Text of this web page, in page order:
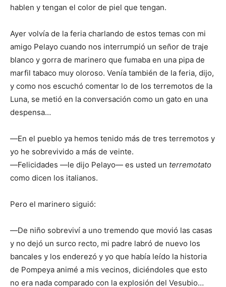
hablen y tengan el color de piel que tengan.
Ayer volvía de la feria charlando de estos temas con mi
amigo Pelayo cuando nos interrumpió un señor de traje
blanco y gorra de marinero que fumaba en una pipa de
marfil tabaco muy oloroso. Venía también de la feria, dijo,
y como nos escuchó comentar lo de los terremotos de la
Luna, se metió en la conversación como un gato en una
despensa…
―En el pueblo ya hemos tenido más de tres terremotos y
yo he sobrevivido a más de veinte.
―Felicidades ―le dijo Pelayo― es usted un terremotato
como dicen los italianos.
Pero el marinero siguió:
―De niño sobreviví a uno tremendo que movió las casas
y no dejó un surco recto, mi padre labró de nuevo los
bancales y los enderezó y yo que había leído la historia
de Pompeya animé a mis vecinos, diciéndoles que esto
no era nada comparado con la explosión del Vesubio…